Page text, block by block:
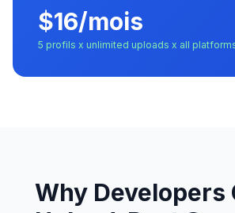
$16/mois
5 profils x unlimited uploads x all
Why Developers